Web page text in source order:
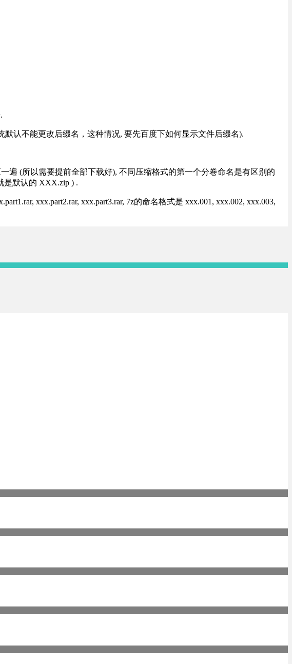
认不能更改后缀名，这种情况, 要先百度下如何显示文件后缀名).
遍 (所以需要提前全部下载好), 不同压缩格式的第一个分卷命名是有区别的
是默认的 XXX.zip ) .
xxx.part2.rar, xxx.part3.rar, 7z的命名格式是 xxx.001, xxx.002, xxx.003,